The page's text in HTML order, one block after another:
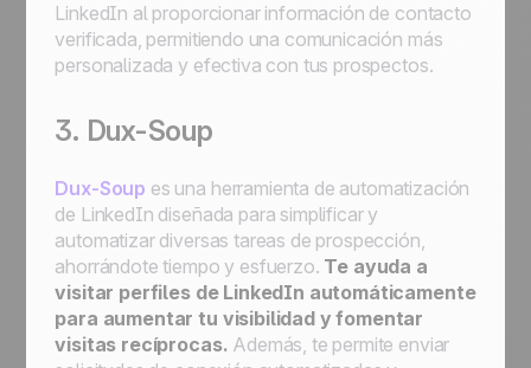
LinkedIn al proporcionar información de contacto
verificada, permitiendo una comunicación más
personalizada y efectiva con tus prospectos.
3. Dux-Soup
Dux-Soup es una herramienta de automatización
de LinkedIn diseñada para simplificar y
automatizar diversas tareas de prospección,
ahorrándote tiempo y esfuerzo. Te ayuda a
visitar perfiles de LinkedIn automáticamente
para aumentar tu visibilidad y fomentar
visitas recíprocas. Además, te permite enviar